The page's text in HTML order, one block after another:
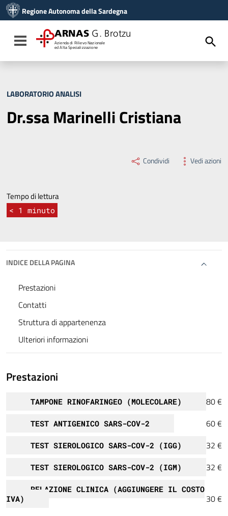
Vai al menu di navigazione
Vai al footer
Regione Autonoma della Sardegna
Toggle navigation
ARNAS G. Brotzu
Azienda di Rilievo Nazionale
ed Alta Specializzazione
LABORATORIO ANALISI
Dr.ssa Marinelli Cristiana
Condividi Vedi azioni
Tempo di lettura
< 1 minuto
INDICE DELLA PAGINA
Prestazioni
Contatti
Struttura di appartenenza
Ulteriori informazioni
Prestazioni
TAMPONE RINOFARINGEO (MOLECOLARE) 80 €
TEST ANTIGENICO SARS-COV-2 60 €
TEST SIEROLOGICO SARS-COV-2 (IGG) 32 €
TEST SIEROLOGICO SARS-COV-2 (IGM) 32 €
RELAZIONE CLINICA (AGGIUNGERE IL COSTO
IVA)
30 €